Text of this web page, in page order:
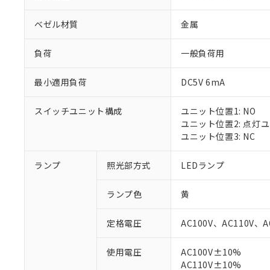
ベゼル材質 金属
負荷 一般負荷用
最小適用負荷 DC5V 6mA
スイッチユニット構成
ユニット位置1: NO
ユニット位置2: 点灯
ユニット位置3: NC
ランプ 照光部方式 LEDランプ
ランプ色 黄
定格電圧 AC100V、AC110V、
使用電圧
AC100V±10%
AC110V±10%
※1 対応状況